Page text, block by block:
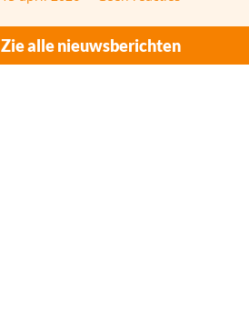
Zie alle nieuwsberichten